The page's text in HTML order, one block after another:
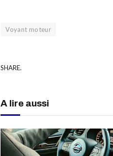
Voyant moteur
SHARE.
A lire aussi